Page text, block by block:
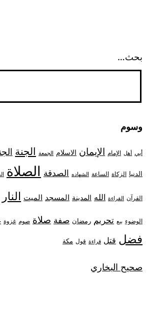
بحث…
وسوم
أبي أهل الإمام الإيمان الاسلام الجمعة الجنة
الدنيا الزكاة الساعة الشهاده الصدقة الصلاة
القرآن القراءة الله المدينة المسجد الميت النار
الوضوء بيع تحريم رمضان صفة صلاة صوم غزوة
فضل قتل قراءة قول مكة
صحيح البخاري